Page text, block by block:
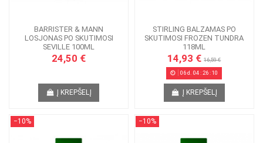
BARRISTER & MANN
LOSJONAS PO SKUTIMOSI
SEVILLE 100ML
24,50 €
Į KREPŠELĮ
STIRLING BALZAMAS PO
SKUTIMOSI FROZEN TUNDRA
118ML
14,93 €16,59 €
06d. 04:26:09
Į KREPŠELĮ
−10% −10%